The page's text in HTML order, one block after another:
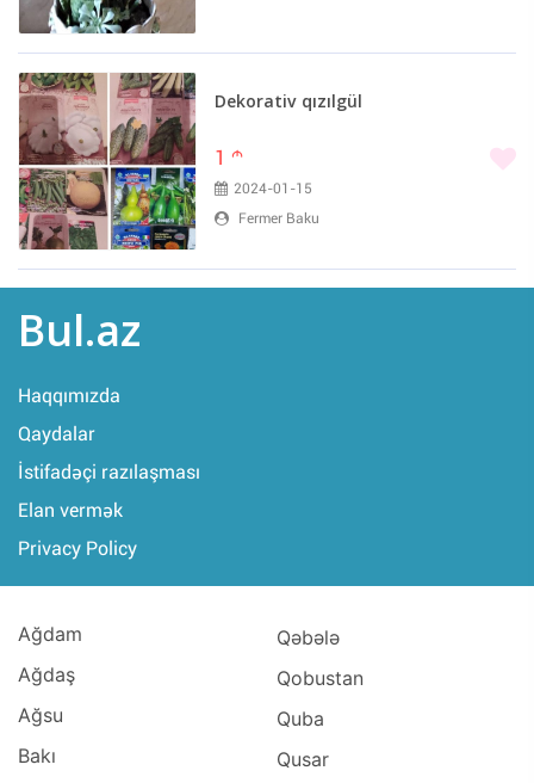
Dekorativ qızılgül
1 m
2024-01-15
Fermer Baku
Bul.az
Haqqımızda
Qaydalar
İstifadəçi razılaşması
Elan vermək
Privacy Policy
Ağdam
Ağdaş
Ağsu
Bakı
Qəbələ
Qobustan
Quba
Qusar